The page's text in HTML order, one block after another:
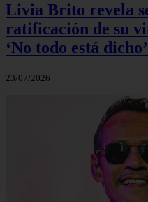
Livia Brito revela
ratificación de su
‘No todo está dicho’
23/07/2026